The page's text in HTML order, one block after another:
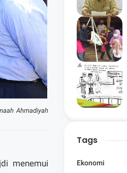
Ahmadiyah
menemui
Tags
Ekonomi